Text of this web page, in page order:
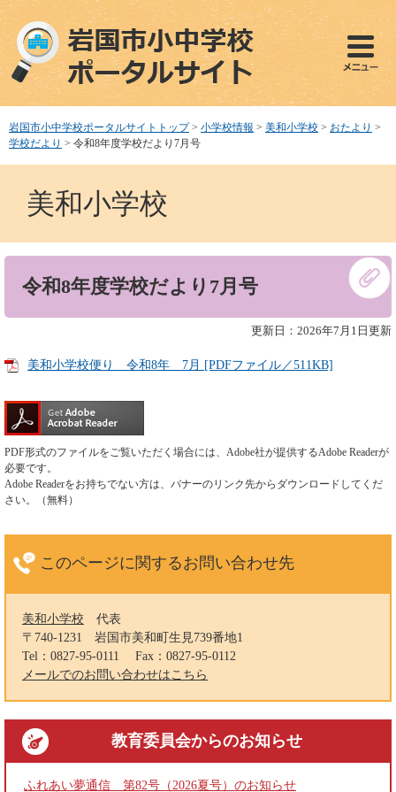
ペ
で
す
メ
ば
し
岩国市小中学校ポータルサイトトップ > 小学校情報 > 美和小学校 > おたより >
学校だより > 令和8年度学校だより7月号
美和小学校
令和8年度学校だより7月号
更新日：2026年7月1日更新
美和小学校便り 令和8年 7月 [PDFファイル／511KB]
PDF形式のファイルをご覧いただく場合には、Adobe社が提供するAdobe Readerが
必要です。
Adobe Readerをお持ちでない方は、バナーのリンク先からダウンロードしてくだ
さい。（無料）
このページに関するお問い合わせ先
美和小学校
代表
〒740-1231
岩国市美和町生見739番地1
Tel：0827-95-0111
Fax：0827-95-0112
メールでのお問い合わせはこちら
教育委員会からのお知らせ
ふれあい夢通信 第82号（2026夏号）のお知らせ